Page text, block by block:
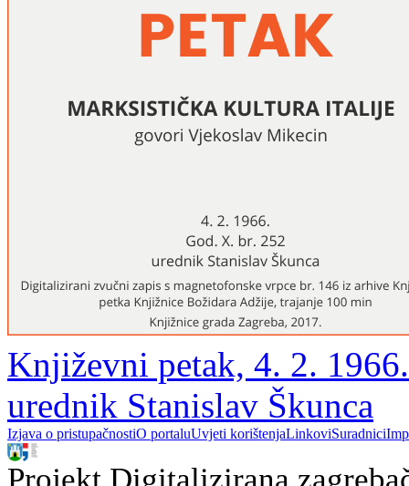
Književni petak, 4. 2.
urednik Stanislav Škunca
Izjava o pristupačnostiO portaluUvjeti korištenjaLinkoviSuradnici